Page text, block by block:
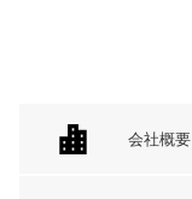
会社概要